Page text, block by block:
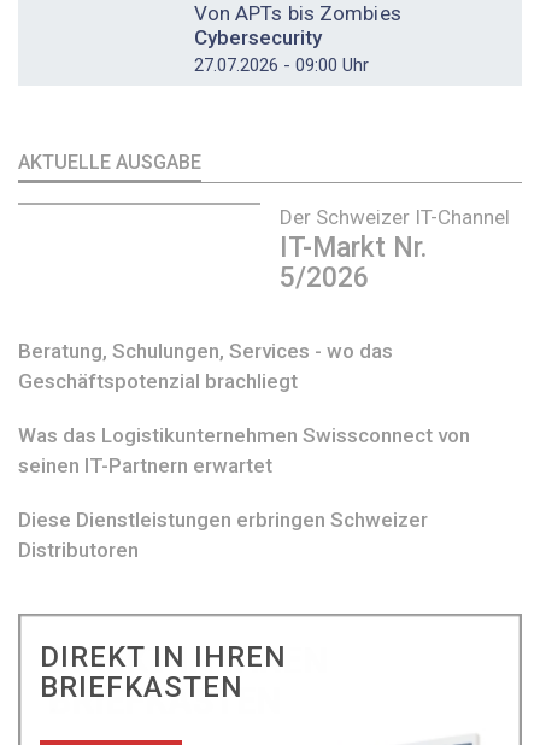
Von APTs bis Zombies
Cybersecurity
27.07.2026 - 09:00 Uhr
AKTUELLE AUSGABE
Der Schweizer IT-Channel
IT-Markt Nr.
5/2026
Beratung, Schulungen, Services - wo das
Geschäftspotenzial brachliegt
Was das Logistikunternehmen Swissconnect von
seinen IT-Partnern erwartet
Diese Dienstleistungen erbringen Schweizer
Distributoren
DIREKT IN IHREN
BRIEFKASTEN